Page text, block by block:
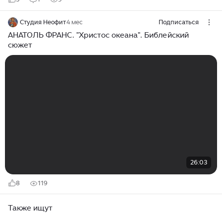
Студия Неофит4 мес Подписаться
АНАТОЛЬ ФРАНС. "Христос океана". Библейский
сюжет
26:03
8 119
Также ищут